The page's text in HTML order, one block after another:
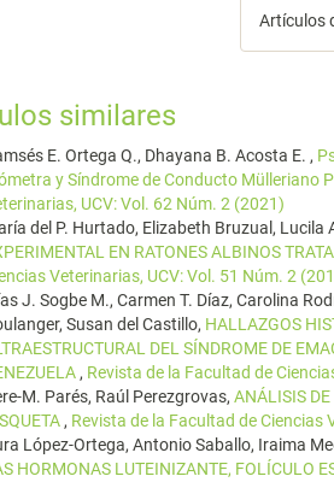
Artículos
similares
E. Ortega Q., Dhayana B. Acosta E. ,
y Síndrome de Conducto Mülleriano
UCV: Vol. 62 Núm. 2 (2021)
del P. Hurtado, Elizabeth Bruzual,
EN RATONES ALBINOS
Veterinarias, UCV: Vol. 51 Núm. 2
J. Sogbe M., Carmen T. Díaz, Carolina
Susan del Castillo, HALLAZGOS
DEL SÍNDROME DE
, Revista de la Facultad de
M. Parés, Raúl Perezgrovas, ANÁLISIS
, Revista de la Facultad de Ciencias
López-Ortega, Antonio Saballo, Iraima
HORMONAS LUTEINIZANTE, FOLÍCULO